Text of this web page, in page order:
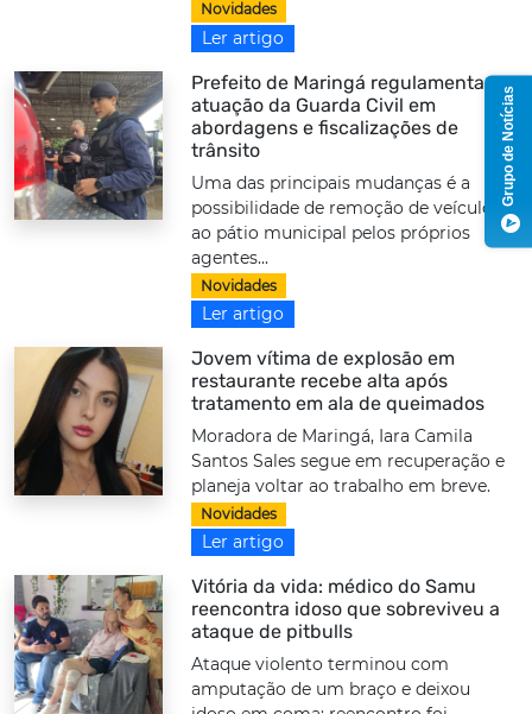
Novidades
Ler artigo
Prefeito de Maringá regulamenta
atuação da Guarda Civil em
abordagens e fiscalizações de
trânsito
Uma das principais mudanças é a
possibilidade de remoção de veículos
ao pátio municipal pelos próprios
agentes...
Novidades
Ler artigo
Jovem vítima de explosão em
restaurante recebe alta após
tratamento em ala de queimados
Moradora de Maringá, Iara Camila
Santos Sales segue em recuperação e
planeja voltar ao trabalho em breve.
Novidades
Ler artigo
Vitória da vida: médico do Samu
reencontra idoso que sobreviveu a
ataque de pitbulls
Ataque violento terminou com
amputação de um braço e deixou
Grupo de Notícias